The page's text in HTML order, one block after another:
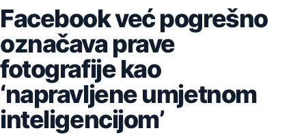
Facebook već pogrešno
označava prave
fotografije kao
‘napravljene umjetnom
inteligencijom’